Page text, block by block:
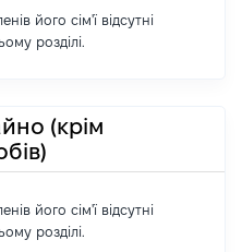
його сім'ї відсутні
розділі.
(крім
його сім'ї відсутні
розділі.